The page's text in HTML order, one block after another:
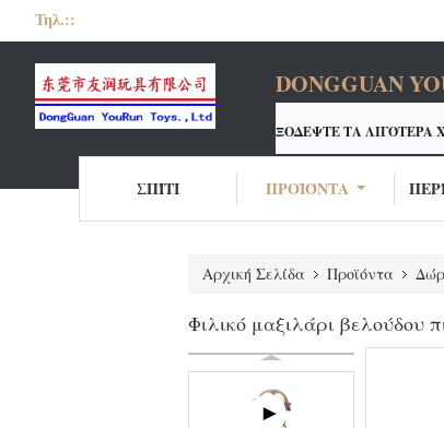
Τηλ.::
DONGGUAN
ΞΟΔΕΨΤΕ ΤΑ ΛΙΓΌΤΕΡΑ
Ο ΚΑΤΑΣΚΕΥΑΣΤΉΣ
<
ΣΠΊΤΙ ΠΡΟΪΌΝΤΑ
Αρχική Σελίδα Προϊόντα
Φιλικό μαξιλάρι βελούδου